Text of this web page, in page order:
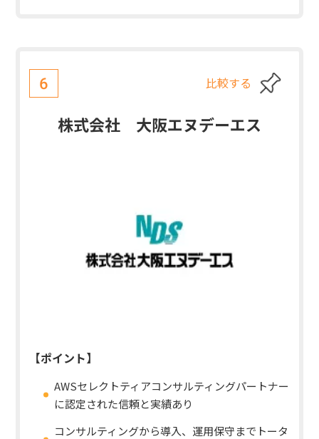
6 比較する
株式会社 大阪エヌデーエス
【ポイント】
AWSセレクトティアコンサルティングパートナー
に認定された信頼と実績あり
コンサルティングから導入、運用保守までトータ